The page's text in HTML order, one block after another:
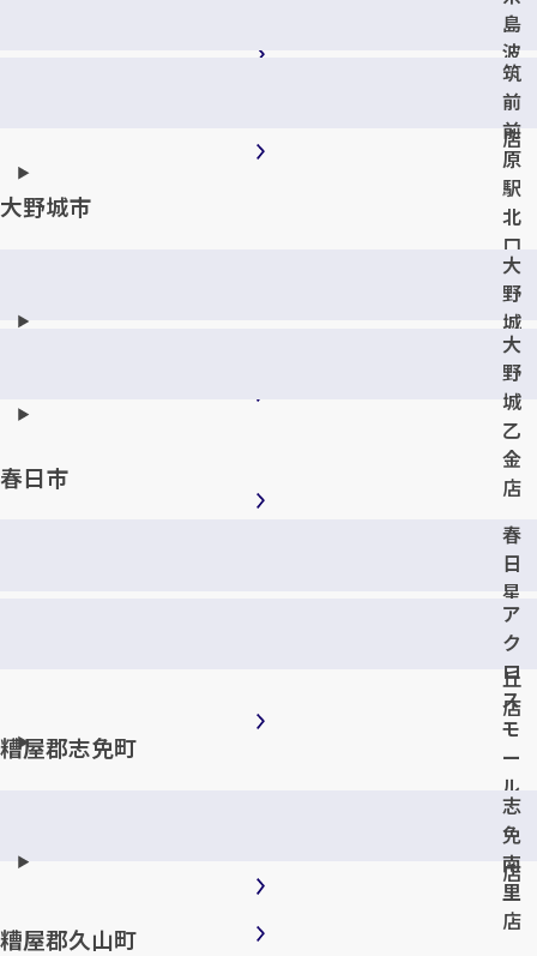
塚
店
島
波
多
江
店
筑
前
前
原
駅
北
口
店
大野城市
大
野
城
錦
店
大
野
城
乙
金
店
春日市
春
日
星
見
ヶ
丘
店
ア
ク
ロ
ス
モ
ー
ル
春
日
店
糟屋郡志免町
志
免
南
里
店
糟屋郡久山町